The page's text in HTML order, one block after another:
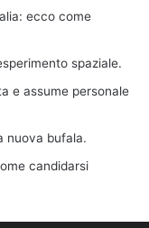
ecco come
spaziale.
e assume personale
nuova bufala.
candidarsi